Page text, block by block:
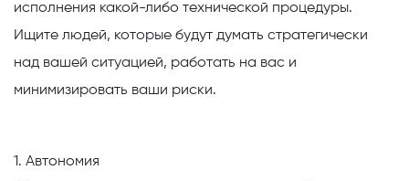
исполнения какой-либо технической процедуры.
Ищите людей, которые будут думать стратегически
над вашей ситуацией, работать на вас и
минимизировать ваши риски.
1. Автономия